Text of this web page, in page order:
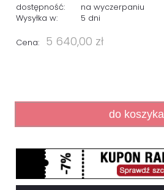
dostępność:
na wyczerpaniu
Wysyłka w:
5 dni
Cena: 5 640,00 zł
do koszyka